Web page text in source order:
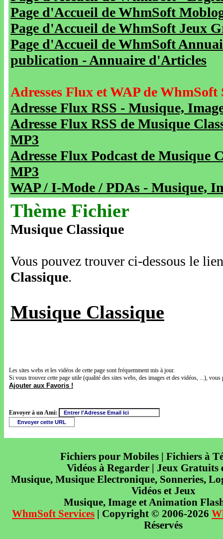
Page d'Accueil de WhmSoft
Page d'Accueil de WhmSoft Jeux
Page d'Accueil de WhmSoft
publication - Annuaire d'Articles
Adresses Flux et WAP de WhmSoft
Adresse Flux RSS - Musique,
Adresse Flux RSS de Musique
MP3
Adresse Flux Podcast de Musique
MP3
WAP / I-Mode / PDAs - Musique,
Thème Fichier
Musique Classique
Vous pouvez trouver ci-dessous le
Classique.
Musique Classique
Les sites webs et les vidéos de cette page sont fréquemment mis à jour.
Si vous trouvez cette page utile (qualité des sites webs, des images et des vidéos, ...),
Ajouter aux Favoris !
Envoyer à un Ami:
Fichiers pour Mobiles | Fichiers à
Vidéos à Regarder | Jeux Gratuits
Musique, Musique Electronique, Sonneries,
Vidéos et Jeux
Musique, Image et Animation
WhmSoft Services | Copyright © 2006-2026
Réservés